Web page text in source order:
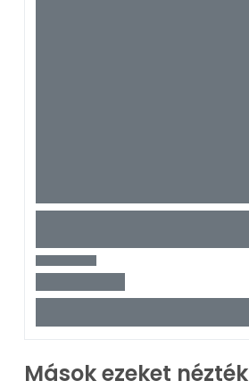
Mások ezeket nézték